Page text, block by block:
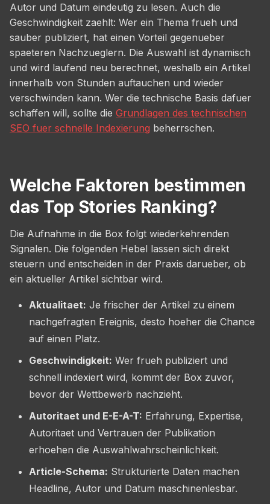
Autor und Datum eindeutig zu lesen. Auch die
Geschwindigkeit zaehlt: Wer ein Thema frueh und
sauber publiziert, hat einen Vorteil gegenueber
spaeteren Nachzueglern. Die Auswahl ist dynamisch
und wird laufend neu berechnet, weshalb ein Artikel
innerhalb von Stunden auftauchen und wieder
verschwinden kann. Wer die technische Basis dafuer
schaffen will, sollte die Grundlagen des technischen
SEO fuer schnelle Indexierung beherrschen.
Welche Faktoren bestimmen
das Top Stories Ranking?
Die Aufnahme in die Box folgt wiederkehrenden
Signalen. Die folgenden Hebel lassen sich direkt
steuern und entscheiden in der Praxis darueber, ob
ein aktueller Artikel sichtbar wird.
Aktualitaet: Je frischer der Artikel zu einem
nachgefragten Ereignis, desto hoeher die Chance
auf einen Platz.
Geschwindigkeit: Wer frueh publiziert und
schnell indexiert wird, kommt der Box zuvor,
bevor der Wettbewerb nachzieht.
Autoritaet und E-E-A-T: Erfahrung, Expertise,
Autoritaet und Vertrauen der Publikation
erhoehen die Auswahlwahrscheinlichkeit.
Article-Schema: Strukturierte Daten machen
Headline, Autor und Datum maschinenlesbar.